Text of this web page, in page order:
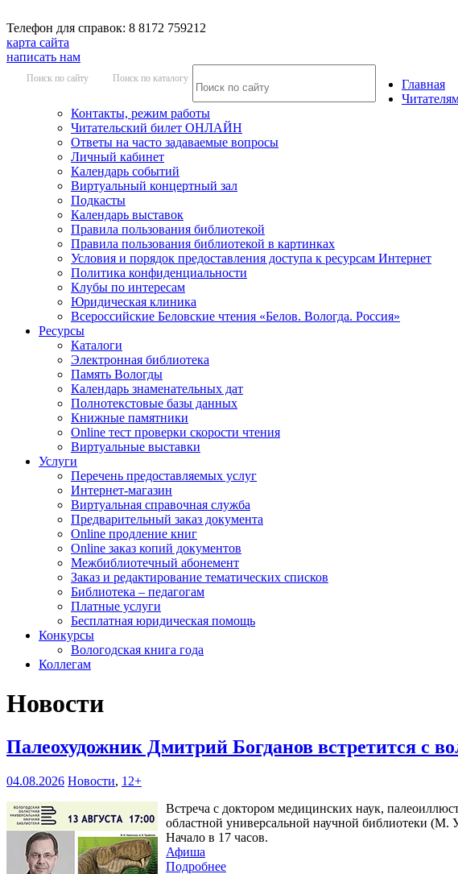
Телефон для справок: 8 8172 759212
карта сайта
написать нам
Поиск по сайту Поиск по каталогу
Главная
Контакты, режим работы
Читательский билет ОНЛАЙН
Ответы на часто задаваемые вопросы
Личный кабинет
Календарь событий
Виртуальный концертный зал
Подкасты
Календарь выставок
Правила пользования библиотекой
Правила пользования библиотекой в картинках
Условия и порядок предоставления доступа к ресурсам Интернет
Политика конфиденциальности
Клубы по интересам
Юридическая клиника
Всероссийские Беловские чтения «Белов. Вологда. Россия»
Ресурсы
Каталоги
Электронная библиотека
Память Вологды
Календарь знаменательных дат
Полнотекстовые базы данных
Книжные памятники
Online тест проверки скорости чтения
Виртуальные выставки
Услуги
Перечень предоставляемых услуг
Интернет-магазин
Виртуальная справочная служба
Предварительный заказ документа
Online продление книг
Online заказ копий документов
Межбиблиотечный абонемент
Заказ и редактирование тематических списков
Библиотека – педагогам
Платные услуги
Бесплатная юридическая помощь
Конкурсы
Вологодская книга года
Коллегам
Новости
Палеохудожник Дмитрий Богданов встретится с
04.08.2026 Новости, 12+
Встреча с доктором медицинских наук,
областной универсальной научной библиотеки (М.
Начало в 17 часов.
Афиша
Подробнее